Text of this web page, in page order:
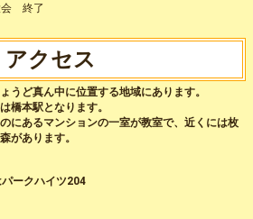
会 終了
アクセス
うど真ん中に位置する地域にあります。
橋本駅となります。
にあるマンションの一室が教室で、近くには枚
があります。
ークハイツ204